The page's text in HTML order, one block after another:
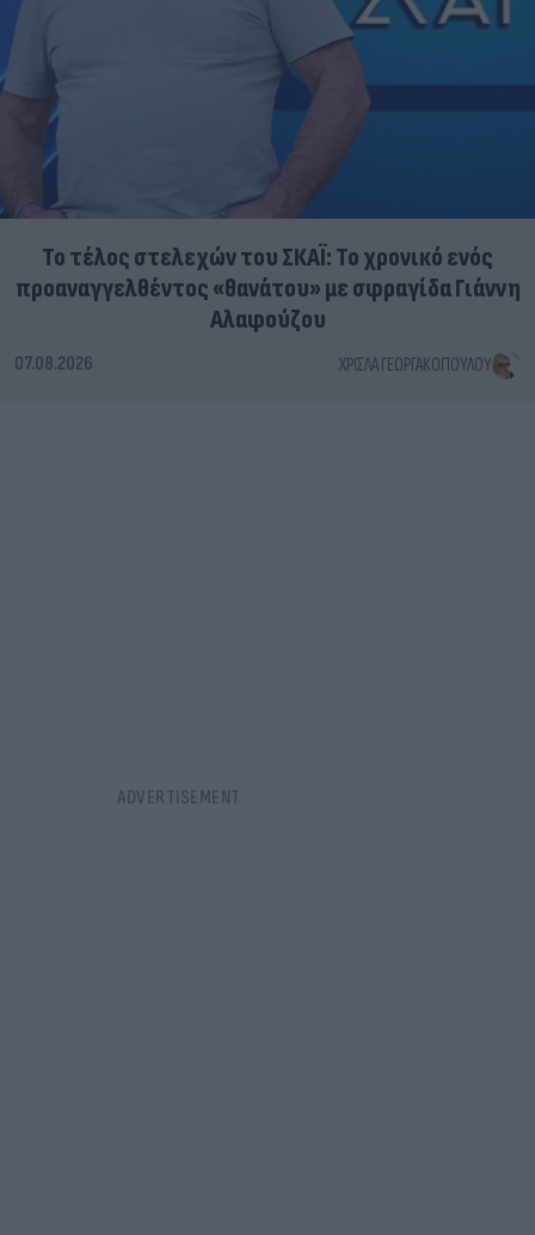
Το τέλος στελεχών του ΣΚΑΪ: Το χρονικό ενός
προαναγγελθέντος «θανάτου» με σφραγίδα Γιάννη
Αλαφούζου
07.08.2026 ΧΡΊΣΛΑ ΓΕΩΡΓΑΚΟΠΟΎΛΟΥ